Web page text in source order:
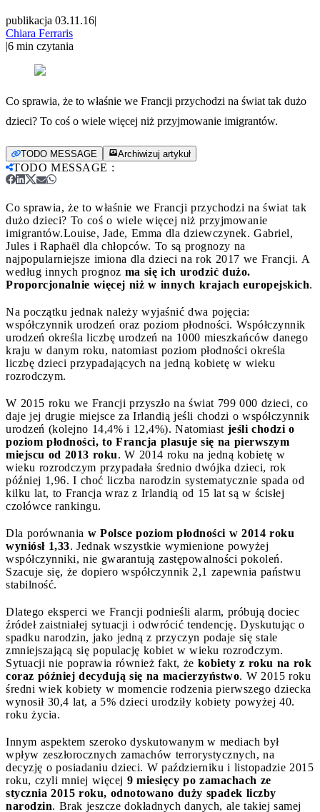
publikacja 03.11.16|
Chiara Ferraris
|6 min czytania
Co sprawia, że to właśnie we Francji przychodzi na świat tak dużo
dzieci? To coś o wiele więcej niż przyjmowanie imigrantów.
TODO MESSAGE Archiwizuj artykuł
TODO MESSAGE :
Co sprawia, że to właśnie we Francji przychodzi na świat tak
dużo dzieci? To coś o wiele więcej niż przyjmowanie
imigrantów.Louise, Jade, Emma dla dziewczynek. Gabriel,
Jules i Raphaël dla chłopców. To są prognozy na
najpopularniejsze imiona dla dzieci na rok 2017 we Francji. A
według innych prognoz ma się ich urodzić dużo.
Proporcjonalnie więcej niż w innych krajach europejskich.
Na początku jednak należy wyjaśnić dwa pojęcia:
współczynnik urodzeń oraz poziom płodności. Współczynnik
urodzeń określa liczbę urodzeń na 1000 mieszkańców danego
kraju w danym roku, natomiast poziom płodności określa
liczbę dzieci przypadających na jedną kobietę w wieku
rozrodczym.
W 2015 roku we Francji przyszło na świat 799 000 dzieci, co
daje jej drugie miejsce za Irlandią jeśli chodzi o współczynnik
urodzeń (kolejno 14,4% i 12,4%). Natomiast jeśli chodzi o
poziom płodności, to Francja plasuje się na pierwszym
miejscu od 2013 roku. W 2014 roku na jedną kobietę w
wieku rozrodczym przypadała średnio dwójka dzieci, rok
później 1,96. I choć liczba narodzin systematycznie spada od
kilku lat, to Francja wraz z Irlandią od 15 lat są w ścisłej
czołówce rankingu.
Dla porównania w Polsce poziom płodności w 2014 roku
wyniósł 1,33. Jednak wszystkie wymienione powyżej
współczynniki, nie gwarantują zastępowalności pokoleń.
Szacuje się, że dopiero współczynnik 2,1 zapewnia państwu
stabilność.
Dlatego eksperci we Francji podnieśli alarm, próbują dociec
źródeł zaistniałej sytuacji i odwrócić tendencję. Dyskutując o
spadku narodzin, jako jedną z przyczyn podaje się stale
zmniejszającą się populację kobiet w wieku rozrodczym.
Sytuacji nie poprawia również fakt, że kobiety z roku na rok
coraz później decydują się na macierzyństwo. W 2015 roku
średni wiek kobiety w momencie rodzenia pierwszego dziecka
wynosił 30,4 lat, a 5% dzieci urodziły kobiety powyżej 40.
roku życia.
Innym aspektem szeroko dyskutowanym w mediach był
wpływ zeszłorocznych zamachów terrorystycznych, na
decyzję o posiadaniu dzieci. W październiku i listopadzie 2015
roku, czyli mniej więcej 9 miesięcy po zamachach ze
stycznia 2015 roku, odnotowano duży spadek liczby
narodzin. Brak jeszcze dokładnych danych, ale takiej samej